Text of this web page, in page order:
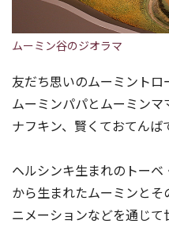
ムーミン谷のジオラマ
友だち思いのムーミント
ムーミンパパとムーミン
ナフキン、賢くておてんば
ヘルシンキ生まれのトー
から生まれたムーミンと
ニメーションなどを通じて